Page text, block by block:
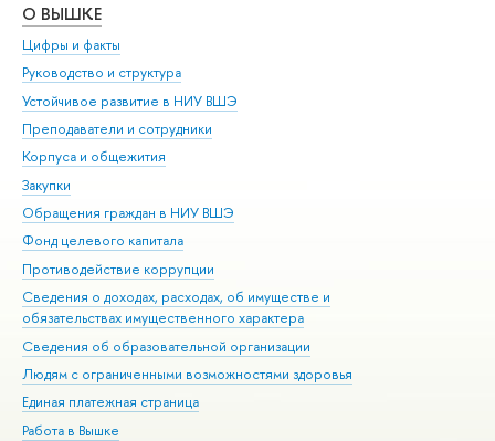
О ВЫШКЕ
Цифры и факты
Руководство и структура
Устойчивое развитие в НИУ ВШЭ
Преподаватели и сотрудники
Корпуса и общежития
Закупки
Обращения граждан в НИУ ВШЭ
Фонд целевого капитала
Противодействие коррупции
Сведения о доходах, расходах, об имуществе и
обязательствах имущественного характера
Сведения об образовательной организации
Людям с ограниченными возможностями здоровья
Единая платежная страница
Работа в Вышке